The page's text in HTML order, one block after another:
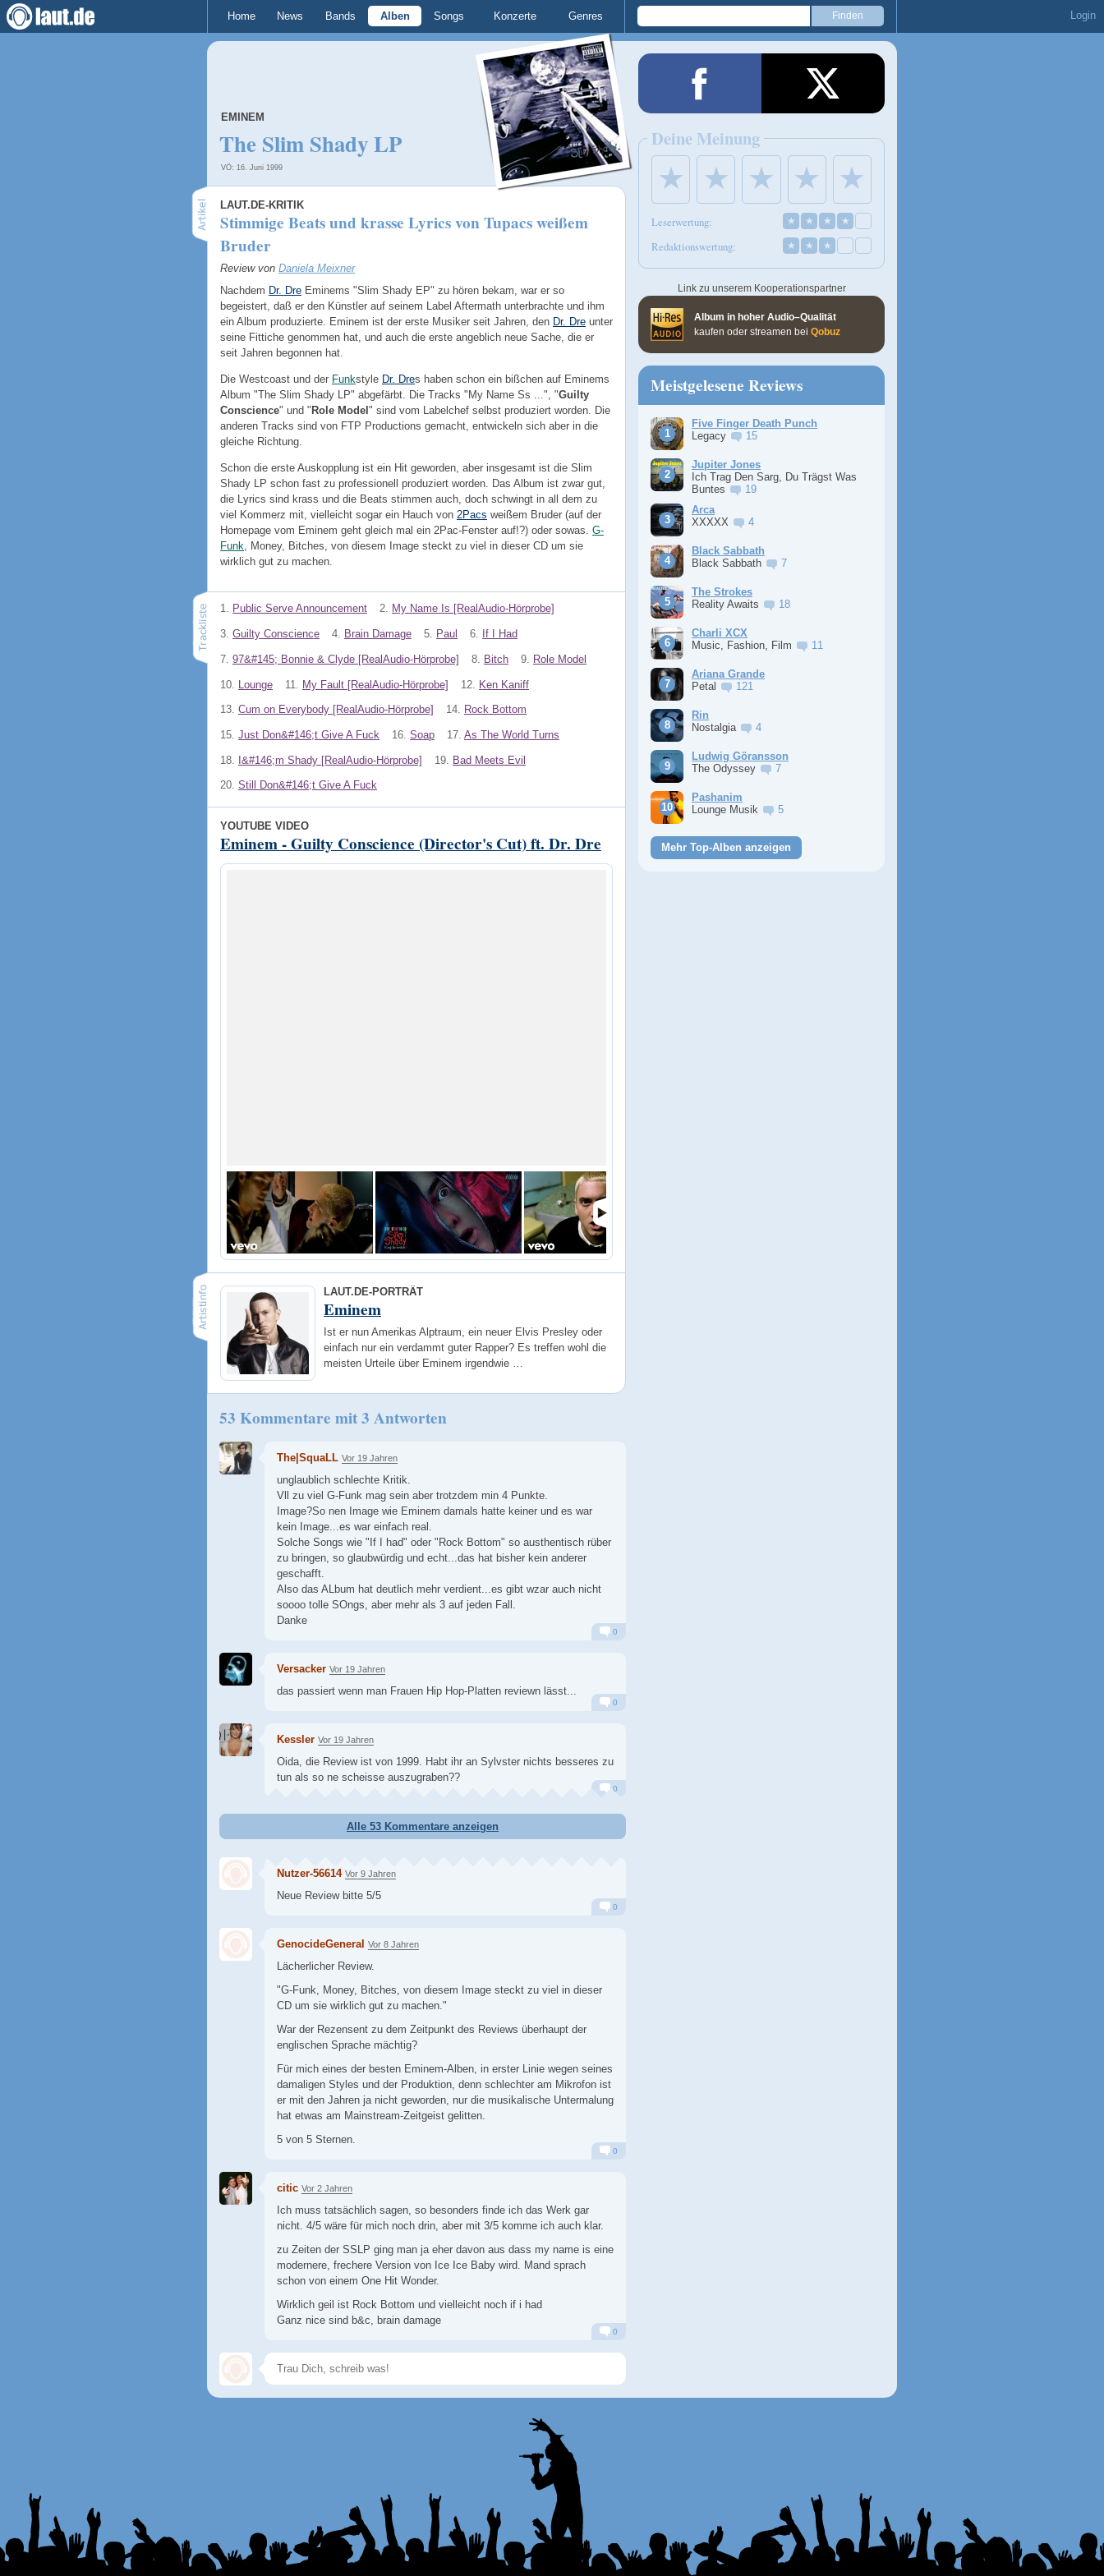
Home News Bands Alben Songs Konzerte Genres Login
EMINEM
The Slim Shady LP
VÖ: 16. Juni 1999
LAUT.DE-KRITIK
Stimmige Beats und krasse Lyrics von Tupacs weißem
Bruder
Review von Daniela Meixner
Nachdem Dr. Dre Eminems "Slim Shady EP" zu hören bekam, war er so
begeistert, daß er den Künstler auf seinem Label Aftermath unterbrachte und ihm
ein Album produzierte. Eminem ist der erste Musiker seit Jahren, den Dr. Dre unter
seine Fittiche genommen hat, und auch die erste angeblich neue Sache, die er
seit Jahren begonnen hat.
Die Westcoast und der Funkstyle Dr. Dres haben schon ein bißchen auf Eminems
Album "The Slim Shady LP" abgefärbt. Die Tracks "My Name Ss ...", "Guilty
Conscience" und " Role Model " sind vom Labelchef selbst produziert worden. Die
anderen Tracks sind von FTP Productions gemacht, entwickeln sich aber in die
gleiche Richtung.
Schon die erste Auskopplung ist ein Hit geworden, aber insgesamt ist die Slim
Shady LP schon fast zu professionell produziert worden. Das Album ist zwar gut,
die Lyrics sind krass und die Beats stimmen auch, doch schwingt in all dem zu
viel Kommerz mit, vielleicht sogar ein Hauch von 2Pacs weißem Bruder (auf der
Homepage vom Eminem geht gleich mal ein 2Pac-Fenster auf!?) oder sowas. G-
Funk , Money, Bitches, von diesem Image steckt zu viel in dieser CD um sie
wirklich gut zu machen.
1. Public Serve Announcement 2. My Name Is [RealAudio-Hörprobe]
3. Guilty Conscience 4. Brain Damage 5. Paul 6. If I Had
7. 97&#145; Bonnie & Clyde [RealAudio-Hörprobe] 8. Bitch 9. Role Model
10. Lounge 11. My Fault [RealAudio-Hörprobe] 12. Ken Kaniff
13. Cum on Everybody [RealAudio-Hörprobe] 14. Rock Bottom
15. Just Don&#146;t Give A Fuck 16. Soap 17. As The World Turns
18. I&#146;m Shady [RealAudio-Hörprobe] 19. Bad Meets Evil
20. Still Don&#146;t Give A Fuck
YOUTUBE VIDEO
Eminem - Guilty Conscience (Director's Cut) ft. Dr. Dre
LAUT.DE-PORTRÄT
Eminem
Ist er nun Amerikas Alptraum, ein neuer Elvis Presley oder
einfach nur ein verdammt guter Rapper? Es treffen wohl die
meisten Urteile über Eminem irgendwie …
53 Kommentare mit 3 Antworten
The|SquaLL Vor 19 Jahren
unglaublich schlechte Kritik.
Vll zu viel G-Funk mag sein aber trotzdem min 4 Punkte.
Image?So nen Image wie Eminem damals hatte keiner und es war
kein Image...es war einfach real.
Solche Songs wie "If I had" oder "Rock Bottom" so austhentisch rüber
zu bringen, so glaubwürdig und echt...das hat bisher kein anderer
geschafft.
Also das ALbum hat deutlich mehr verdient...es gibt wzar auch nicht
soooo tolle SOngs, aber mehr als 3 auf jeden Fall.
Danke
0
Versacker Vor 19 Jahren
das passiert wenn man Frauen Hip Hop-Platten reviewn lässt...
0
Kessler Vor 19 Jahren
Oida, die Review ist von 1999. Habt ihr an Sylvster nichts besseres zu
tun als so ne scheisse auszugraben??
0
Alle 53 Kommentare anzeigen
Nutzer-56614 Vor 9 Jahren
Neue Review bitte 5/5
0
GenocideGeneral Vor 8 Jahren
Lächerlicher Review.
"G-Funk, Money, Bitches, von diesem Image steckt zu viel in dieser
CD um sie wirklich gut zu machen."
War der Rezensent zu dem Zeitpunkt des Reviews überhaupt der
englischen Sprache mächtig?
Für mich eines der besten Eminem-Alben, in erster Linie wegen seines
damaligen Styles und der Produktion, denn schlechter am Mikrofon ist
er mit den Jahren ja nicht geworden, nur die musikalische Untermalung
hat etwas am Mainstream-Zeitgeist gelitten.
5 von 5 Sternen.
0
citic Vor 2 Jahren
Ich muss tatsächlich sagen, so besonders finde ich das Werk gar
nicht. 4/5 wäre für mich noch drin, aber mit 3/5 komme ich auch klar.
zu Zeiten der SSLP ging man ja eher davon aus dass my name is eine
modernere, frechere Version von Ice Ice Baby wird. Mand sprach
schon von einem One Hit Wonder.
Wirklich geil ist Rock Bottom und vielleicht noch if i had
Ganz nice sind b&c, brain damage
Alarm Antworten
0
Speichern
Deine Meinung
★ ★ ★ ★ ★
Leserwertung: ★ ★ ★ ★
Redaktionswertung: ★ ★ ★
Link zu unserem Kooperationspartner
Album in hoher Audio–Qualität
kaufen oder streamen bei Qobuz
Meistgelesene Reviews
Five Finger Death Punch
Legacy
15
Jupiter Jones
Ich Trag Den Sarg, Du Trägst Was
Buntes
19
Arca
XXXXX
4
Black Sabbath
Black Sabbath
7
The Strokes
Reality Awaits
18
Charli XCX
Music, Fashion, Film
11
Ariana Grande
Petal
121
Rin
Nostalgia
4
Ludwig Göransson
The Odyssey
7
Pashanim
Lounge Musik
5
Mehr Top-Alben anzeigen